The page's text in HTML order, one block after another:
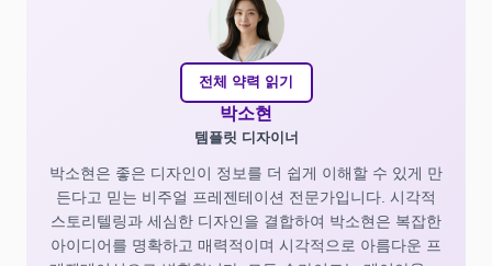
전체 약력 읽기
박소현
템플릿 디자이너
박소현은 좋은 디자인이 정보를 더 쉽게 이해할 수 있게 만
든다고 믿는 비주얼 프레젠테이션 전문가입니다. 시각적
스토리텔링과 세심한 디자인을 결합하여 박소현은 복잡한
아이디어를 명확하고 매력적이며 시각적으로 아름다운 프